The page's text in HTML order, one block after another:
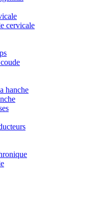
cervicale
hanche